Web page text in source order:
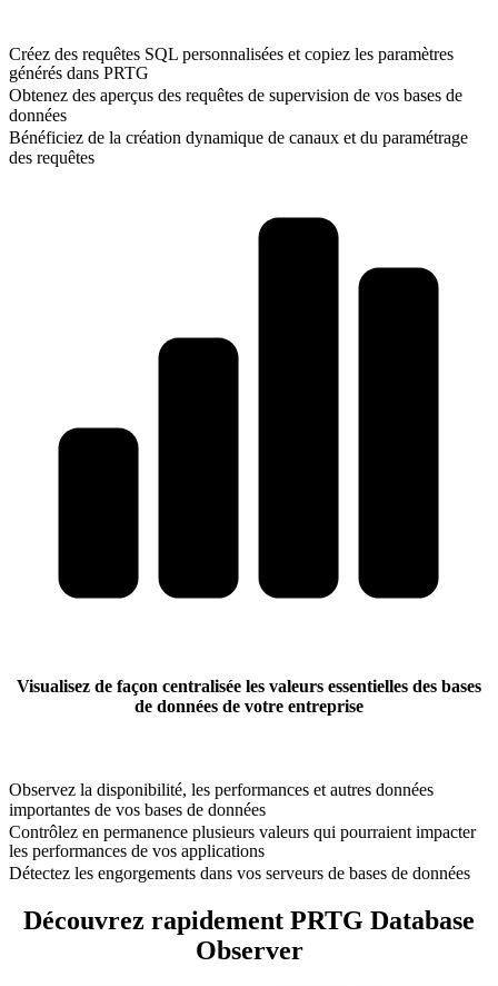
Créez des requêtes SQL personnalisées et copiez les paramètres
générés dans PRTG
Obtenez des aperçus des requêtes de supervision de vos bases de
données
Bénéficiez de la création dynamique de canaux et du paramétrage
des requêtes
Visualisez de façon centralisée les valeurs essentielles des bases
de données de votre entreprise
Observez la disponibilité, les performances et autres données
importantes de vos bases de données
Contrôlez en permanence plusieurs valeurs qui pourraient impacter
les performances de vos applications
Détectez les engorgements dans vos serveurs de bases de données
Découvrez rapidement PRTG Database
Observer